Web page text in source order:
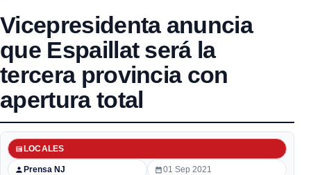
Vicepresidenta anuncia
que Espaillat será la
tercera provincia con
apertura total
Prensa NJ
LOCALES
01 Sep 2021